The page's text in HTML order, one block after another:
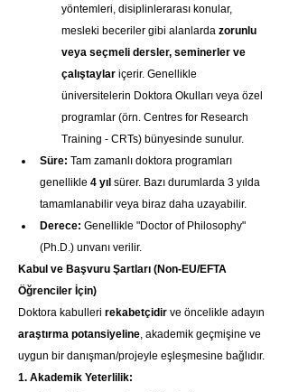
yöntemleri, disiplinlerarası konular,
mesleki beceriler gibi alanlarda zorunlu
veya seçmeli dersler, seminerler ve
çalıştaylar içerir. Genellikle
üniversitelerin Doktora Okulları veya özel
programlar (örn. Centres for Research
Training - CRTs) bünyesinde sunulur.
Süre: Tam zamanlı doktora programları
genellikle 4 yıl sürer. Bazı durumlarda 3 yılda
tamamlanabilir veya biraz daha uzayabilir.
Derece: Genellikle "Doctor of Philosophy"
(Ph.D.) unvanı verilir.
Kabul ve Başvuru Şartları (Non-EU/EFTA
Öğrenciler İçin)
Doktora kabulleri rekabetçidir ve öncelikle adayın
araştırma potansiyeline, akademik geçmişine ve
uygun bir danışman/projeyle eşleşmesine bağlıdır.
1. Akademik Yeterlilik: